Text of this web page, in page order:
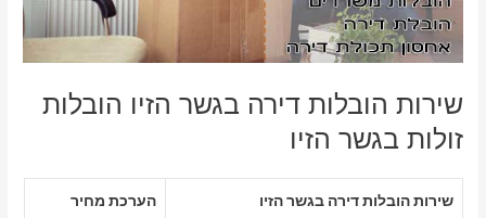
שירות הובלות דירה בגשר הזיו הובלות
זולות בגשר הזיו
שירות הובלות דירה בגשר הזיו הערכת מחיר